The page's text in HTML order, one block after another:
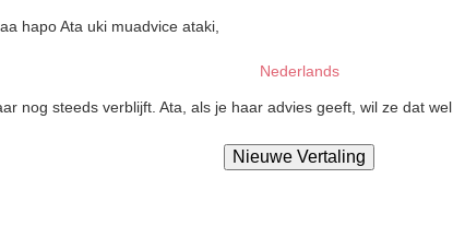
hapo Ata uki muadvice ataki,
Nederlands
nog steeds verblijft. Ata, als je haar advies geeft, wil ze dat wel.